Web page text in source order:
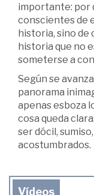
importante: por
conscientes de
historia, sino de
historia que no
someterse a
Según se
panorama
apenas esboza
cosa queda
ser dócil,
acostumbrados.
Vídeos